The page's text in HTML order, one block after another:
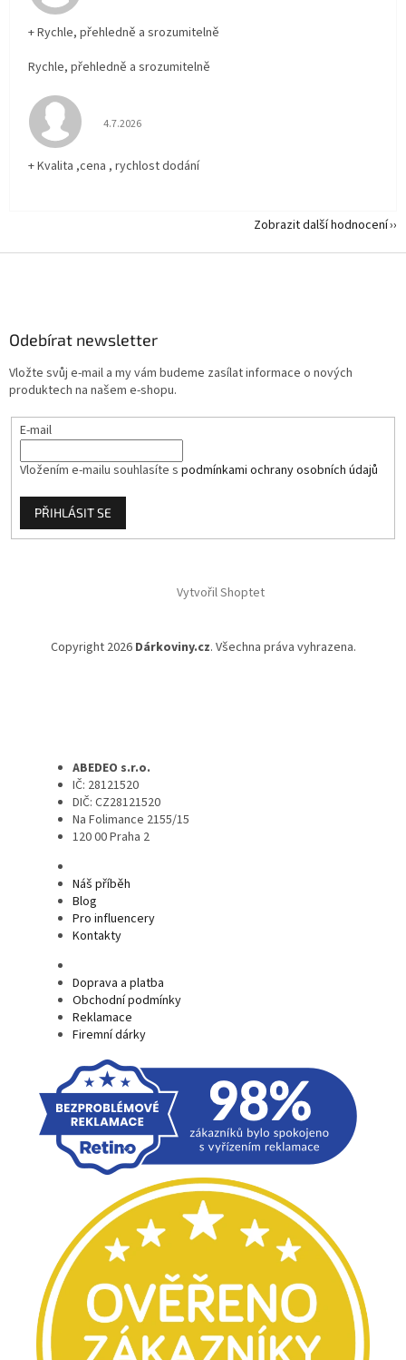
+ Rychle, přehledně a srozumitelně
Rychle, přehledně a srozumitelně
Hodnocení obchodu je 5 z 5 hvězdiček.
4.7.2026
+ Kvalita ,cena , rychlost dodání
Zobrazit další hodnocení
Odebírat newsletter
Vložte svůj e-mail a my vám budeme zasílat informace o nových
produktech na našem e-shopu.
E-mail
Vložením e-mailu souhlasíte s podmínkami ochrany osobních údajů
PŘIHLÁSIT SE
Vytvořil Shoptet
Copyright 2026 Dárkoviny.cz. Všechna práva vyhrazena.
ABEDEO s.r.o.
IČ: 28121520
DIČ: CZ28121520
Na Folimance 2155/15
120 00 Praha 2
Náš příběh
Blog
Pro influencery
Kontakty
Doprava a platba
Obchodní podmínky
Reklamace
Firemní dárky